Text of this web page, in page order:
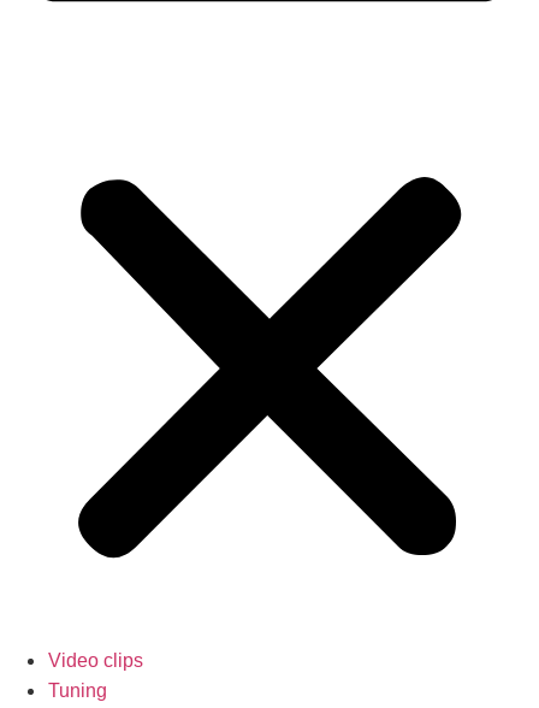
Video clips
Tuning